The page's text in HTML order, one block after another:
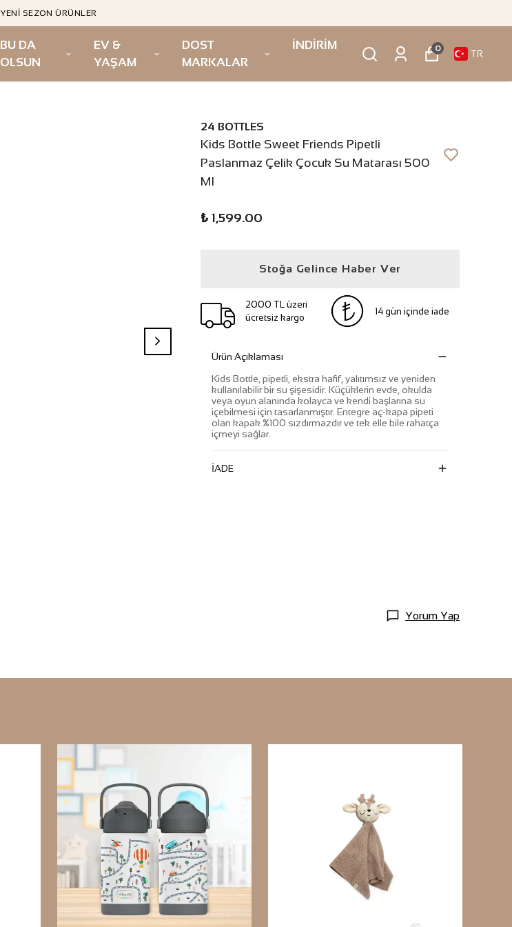
YENI SEZON ÜRÜNLER
BU DA
OLSUN
EV &
YAŞAM
DOST
MARKALAR
İNDİRİM 0 TR
24 BOTTLES
Kids Bottle Sweet Friends Pipetli
Paslanmaz Çelik Çocuk Su Matarası 500
Ml
₺ 1,599.00
Stoğa Gelince Haber Ver
2000 TL üzeri
ücretsiz kargo
14 gün içinde iade
Ürün Açıklaması
Kids Bottle, pipetli, ekstra hafif, yalıtımsız ve yeniden
kullanılabilir bir su şişesidir. Küçüklerin evde, okulda
veya oyun alanında kolayca ve kendi başlarına su
içebilmesi için tasarlanmıştır. Entegre aç-kapa pipeti
olan kapak %100 sızdırmazdır ve tek elle bile rahatça
içmeyi sağlar.
İADE
Yorum Yap